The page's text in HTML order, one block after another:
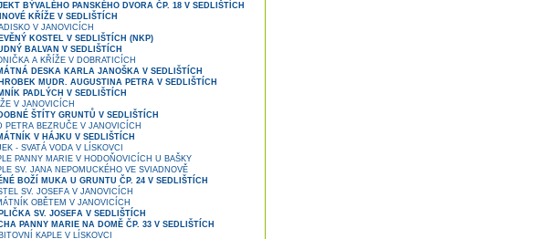
BÝVALÉHO PANSKÉHO DVORA ČP. 18 V SEDLIŠTÍCH
KŘÍŽE V SEDLIŠTÍCH
V JANOVICÍCH
KOSTEL V SEDLIŠTÍCH (NKP)
BALVAN V SEDLIŠTÍCH
A KŘÍŽE V DOBRATICÍCH
DESKA KARLA JANOŠKA V SEDLIŠTÍCH
MUDR. AUGUSTINA PETRA V SEDLIŠTÍCH
PADLÝCH V SEDLIŠTÍCH
V JANOVICÍCH
ŠTÍTY GRUNTŮ V SEDLIŠTÍCH
PETRA BEZRUČE V JANOVICÍCH
V HÁJKU V SEDLIŠTÍCH
- SVATÁ VODA V LÍSKOVCI
PANNY MARIE V HODOŇOVICÍCH U BAŠKY
SV. JANA NEPOMUCKÉHO VE SVIADNOVĚ
BOŽÍ MUKA U GRUNTU ČP. 24 V SEDLIŠTÍCH
SV. JOSEFA V JANOVICÍCH
OBĚTEM V JANOVICÍCH
SV. JOSEFA V SEDLIŠTÍCH
PANNY MARIE NA DOMĚ ČP. 33 V SEDLIŠTÍCH
KAPLE V LÍSKOVCI